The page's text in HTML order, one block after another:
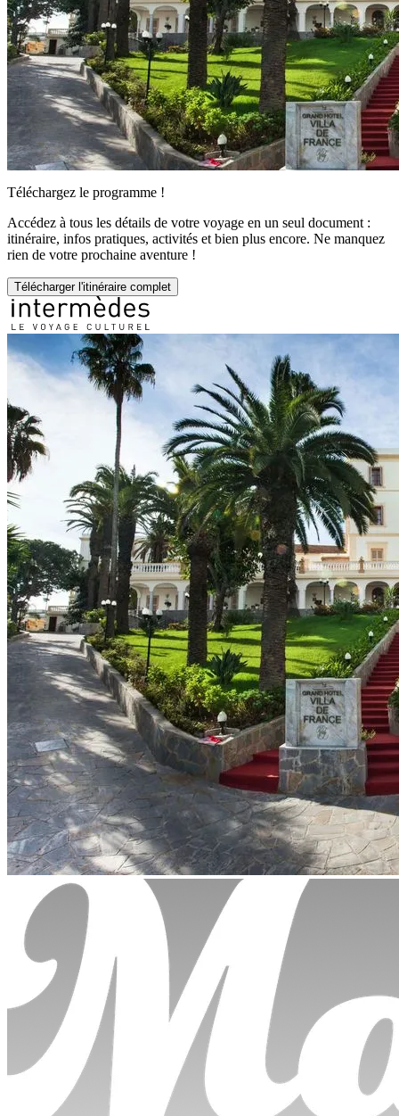
Téléchargez le programme !
Accédez à tous les détails de votre voyage en un seul document :
itinéraire, infos pratiques, activités et bien plus encore. Ne manquez
rien de votre prochaine aventure !
Télécharger l'itinéraire complet